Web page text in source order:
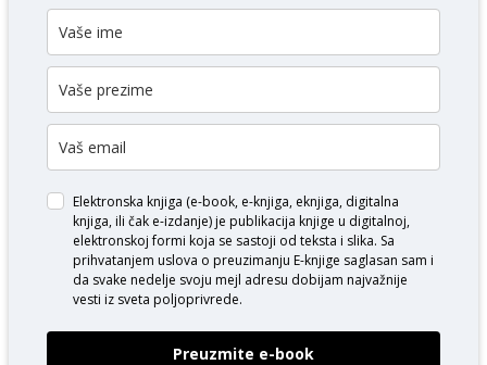
Elektronska knjiga (e-book, e-knjiga, eknjiga, digitalna
knjiga, ili čak e-izdanje) je publikacija knjige u digitalnoj,
elektronskoj formi koja se sastoji od teksta i slika. Sa
prihvatanjem uslova o preuzimanju E-knjige saglasan sam i
da svake nedelje svoju mejl adresu dobijam najvažnije
vesti iz sveta poljoprivrede.
Preuzmite e-book